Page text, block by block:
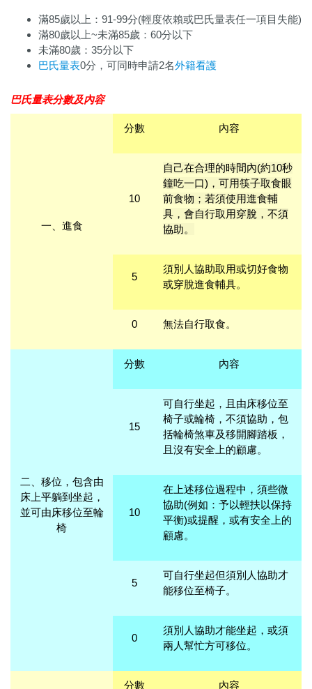
滿85歲以上：91-99分(輕度依賴或巴氏量表任一項目失能)
滿80歲以上~未滿85歲：60分以下
未滿80歲：35分以下
巴氏量表0分，可同時申請2名外籍看護
巴氏量表分數及內容
一、進食
分數 內容
10
自己在合理的時間內(約10秒
鐘吃一口)，可用筷子取食眼
前食物；若須使用進食輔
具，會自行取用穿脫，不須
協助。
5
須別人協助取用或切好食物
或穿脫進食輔具。
0 無法自行取食。
二、移位，包含由
床上平躺到坐起，
並可由床移位至輪
椅
分數 內容
15
可自行坐起，且由床移位至
椅子或輪椅，不須協助，包
括輪椅煞車及移開腳踏板，
且沒有安全上的顧慮。
10
在上述移位過程中，須些微
協助(例如：予以輕扶以保持
平衡)或提醒，或有安全上的
顧慮。
5
可自行坐起但須別人協助才
能移位至椅子。
0
須別人協助才能坐起，或須
兩人幫忙方可移位。
分數 內容